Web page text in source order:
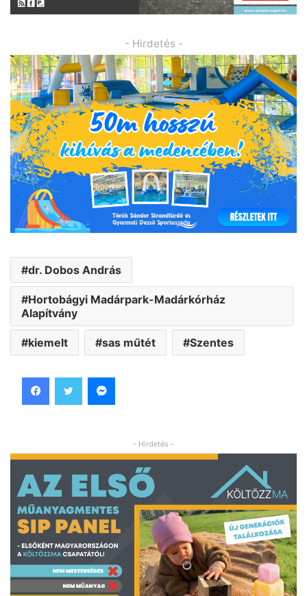
- Hirdetés -
dr. Dobos András
Hortobágyi Madárpark-Madárkórház
Alapítvány
kiemelt sas műtét Szentes
- Hirdetés -